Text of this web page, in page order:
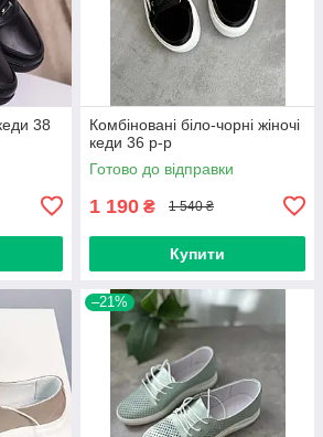
38
Комбіновані біло-чорні жіночі
кеди 36 р-р
Готово до відправки
1 190 ₴ 1 540 ₴
Купити
–21%